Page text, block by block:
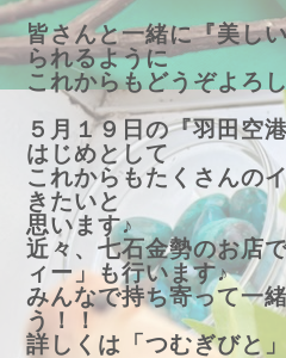
皆さんと一緒に『美し
られるように
これからもどうぞよろ
５月１９日の『羽田空
はじめとして
これからもたくさんの
きたいと
思います♪
近々、七石金勢のお店
ィー」も行います♪
みんなで持ち寄って一
う！！
詳しくは「つむぎびと